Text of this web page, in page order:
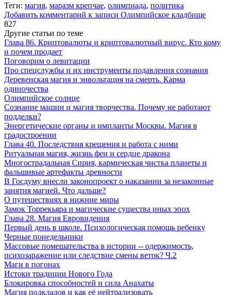
Теги: магия, маразм крепчае, олимпиада, политика
Добавить комментарий к записи Олимпийское кладбище
827
Другие статьи по теме
Глава 86. Криптовалюты и криптовалютный вирус. Кто кому
и почем продает
Поговорим о левитации
Про спецслужбы и их инструменты подавления сознания
Деревенская магия и энвольтация на смерть. Карма
одиночества
Олимпийское солнце
Сознание машин и магия творчества. Почему не работают
подделки?
Энергетические органы и импланты Москвы. Магия в
градостроении
Глава 40. Последствия крещения и работа с ними
Ритуальная магия, жизнь феи и сердце дракона
Многострадальная Сирия, кармическая чистка планеты и
фальшивые артефакты древности
В Госдуму внесли законопроект о наказании за незаконные
занятия магией. Что дальше?
О путешествиях в нижние миры
Замок Торрекьяра и магические существа иных эпох
Глава 28. Магия Евровидения
Первый день в школе. Психологическая помощь ребенку
Черные понедельники
Массовые помешательства в истории -- одержимость,
психозаражение или следствие смены веток? Ч.2
Маги в погонах
Истоки традиции Нового Года
Блокировка способностей и сила Анахаты
Магия подкладов и как её нейтрализовать